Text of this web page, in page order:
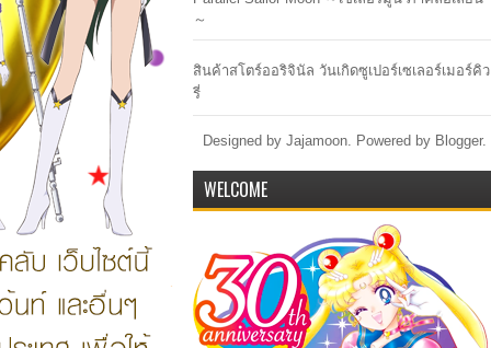
～
สินค้าสโตร์ออริจินัล วันเกิดซูเปอร์เซเลอร์เมอร์คิว
รี่
Designed by Jajamoon. Powered by Blogger.
WELCOME